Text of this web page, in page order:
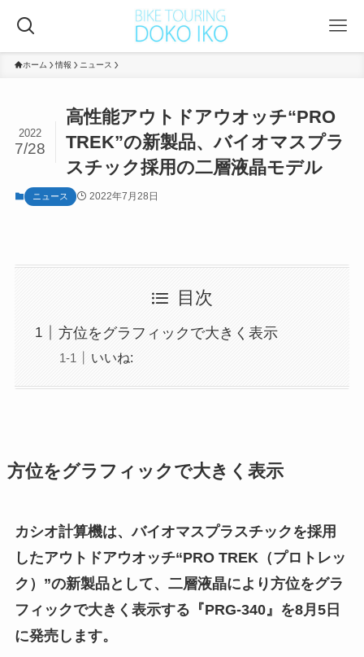
ホーム 情報 ニュース
高性能アウトドアウオッチ“PRO
TREK”の新製品、バイオマスプラ
スチック採用の二層液晶モデル
2022
7/28
ニュース 2022年7月28日
目次
方位をグラフィックで大きく表示
いいね:
方位をグラフィックで大きく表示
カシオ計算機は、バイオマスプラスチックを採用
したアウトドアウオッチ“PRO TREK（プロトレッ
ク）”の新製品として、二層液晶により方位をグラ
フィックで大きく表示する『PRG-340』を8月5日
に発売します。